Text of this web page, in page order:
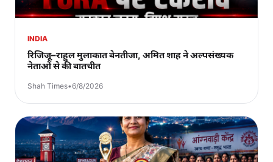
INDIA
रिजिजू–राहुल मुलाकात बेनतीजा, अमित शाह ने अल्पसंख्यक
नेताओं से की बातचीत
Shah Times•6/8/2026